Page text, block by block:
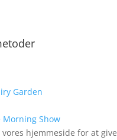
Garden
Morning Show
hjemmeside for at